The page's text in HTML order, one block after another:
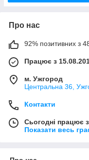
Про нас
92% позитивних з 48
Працює з
м. Ужгород
Центральна 36,
Контакти
Сьогодні працює
Показати весь